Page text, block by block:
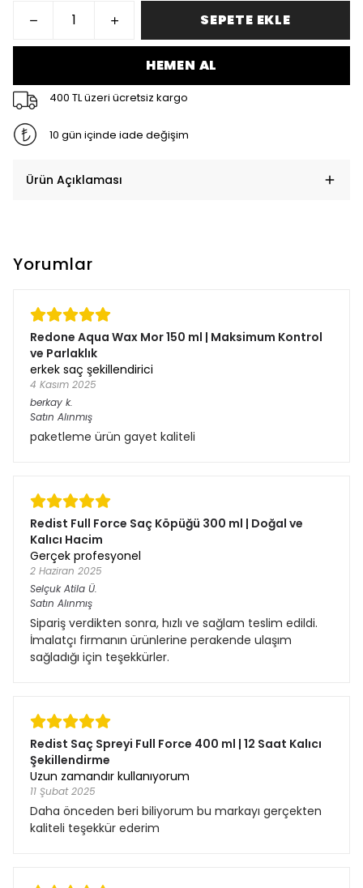
SEPETE EKLE
HEMEN AL
400 TL üzeri ücretsiz kargo
10 gün içinde iade değişim
Ürün Açıklaması
Yorumlar
Redone Aqua Wax Mor 150 ml | Maksimum Kontrol
ve Parlaklık
erkek saç şekillendirici
4 Kasım 2025
berkay k.
Satın Alınmış
paketleme ürün gayet kaliteli
Redist Full Force Saç Köpüğü 300 ml | Doğal ve
Kalıcı Hacim
Gerçek profesyonel
2 Haziran 2025
Selçuk Atila Ü.
Satın Alınmış
Sipariş verdikten sonra, hızlı ve sağlam teslim edildi.
İmalatçı firmanın ürünlerine perakende ulaşım
sağladığı için teşekkürler.
Redist Saç Spreyi Full Force 400 ml | 12 Saat Kalıcı
Şekillendirme
Uzun zamandır kullanıyorum
11 Şubat 2025
Daha önceden beri biliyorum bu markayı gerçekten
kaliteli teşekkür ederim